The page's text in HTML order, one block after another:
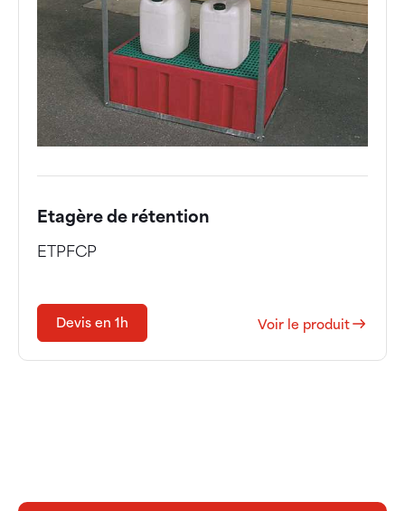
Etagère de rétention
ETPFCP
Devis en 1h Voir le produit